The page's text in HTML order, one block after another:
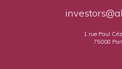
1 rue Paul
75008